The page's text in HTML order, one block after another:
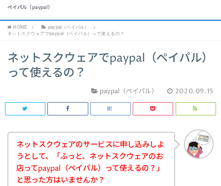
ペイパル（paypal）
HOME
paypal（ペイパル）
ネットスクウェアでpaypal（ペイパル）って使えるの？
ネットスクウェアでpaypal（ペイパル）
って使えるの？
paypal（ペイパル） 2020.09.15
ネットスクウェアのサービスに申し込みしよ
うとして、「ふっと、ネットスクウェアのお
店ってpaypal（ペイパル）って使えるの？」
と思った方はいませんか？